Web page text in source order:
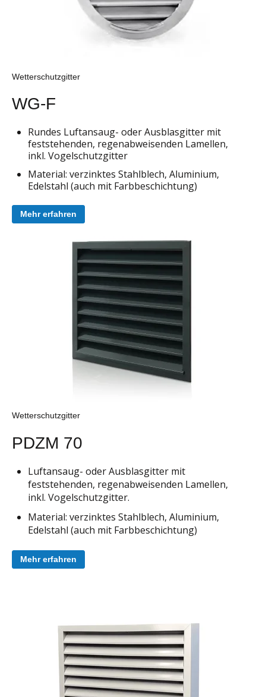
Wetterschutzgitter
WG-F
Rundes Luftansaug- oder Ausblasgitter mit
feststehenden, regenabweisenden Lamellen,
inkl. Vogelschutzgitter
Material: verzinktes Stahlblech, Aluminium,
Edelstahl (auch mit Farbbeschichtung)
Mehr erfahren
Wetterschutzgitter
PDZM 70
Luftansaug- oder Ausblasgitter mit
feststehenden, regenabweisenden Lamellen,
inkl. Vogelschutzgitter.
Material: verzinktes Stahlblech, Aluminium,
Edelstahl (auch mit Farbbeschichtung)
Mehr erfahren